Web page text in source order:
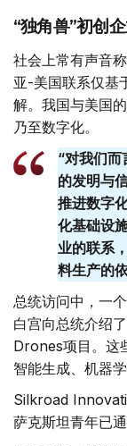
“独角兽”初创
社会上常有声音
亚-美国联系仅基
解。我国与美国
乃至数字化。
“对我们
的发明与
推进数字
化基础设
业的联系
料生产的
总统访问中，一
白宫向总统介绍
Drones项目。这
智能生成、机器
Silkroad
萨克斯坦青年已